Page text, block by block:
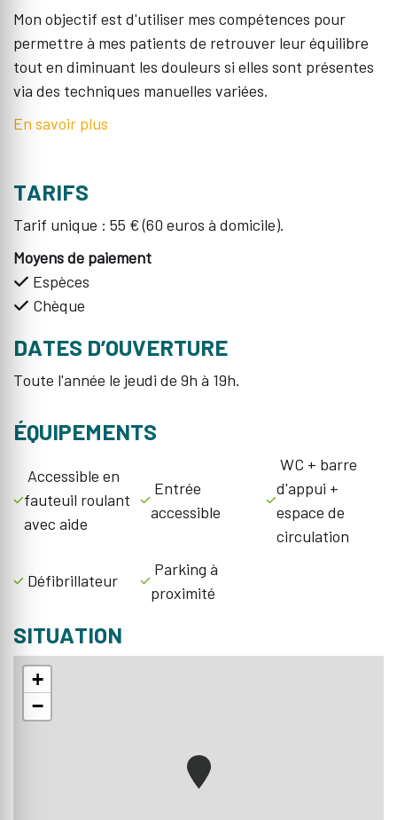
Mon objectif est d'utiliser mes compétences pour
permettre à mes patients de retrouver leur équilibre
tout en diminuant les douleurs si elles sont présentes
via des techniques manuelles variées.
En savoir plus
TARIFS
Tarif unique : 55 € (60 euros à domicile).
Moyens de paiement
Espèces
Chèque
DATES D’OUVERTURE
Toute l'année le jeudi de 9h à 19h.
ÉQUIPEMENTS
Accessible en
fauteuil roulant
avec aide
Entrée
accessible
WC + barre
d'appui +
espace de
circulation
Défibrillateur
Parking à
proximité
SITUATION
+
−